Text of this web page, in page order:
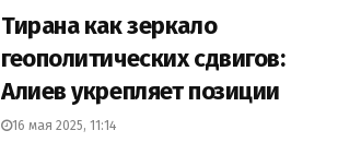
Тирана как зеркало
геополитических сдвигов:
Алиев укрепляет позиции
16 мая 2025, 11:14